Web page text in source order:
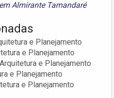
Almirante Tamandaré
e Planejamento
e Planejamento
e Planejamento
e Planejamento
e Planejamento